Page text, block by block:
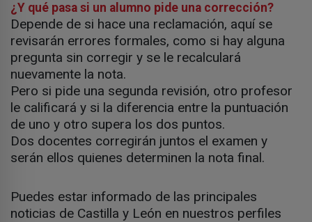
¿Y qué pasa si un alumno pide una corrección?
Depende de si hace una reclamación, aquí se
revisarán errores formales, como si hay alguna
pregunta sin corregir y se le recalculará
nuevamente la nota.
Pero si pide una segunda revisión, otro profesor
le calificará y si la diferencia entre la puntuación
de uno y otro supera los dos puntos.
Dos docentes corregirán juntos el examen y
serán ellos quienes determinen la nota final.
Puedes estar informado de las principales
noticias de Castilla y León en nuestros perfiles